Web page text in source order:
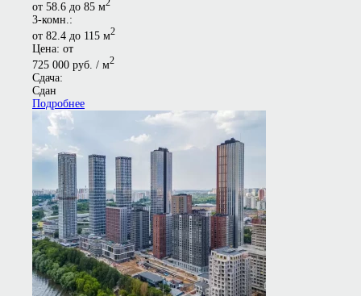
от 58.6 до 85 м2
3-комн.:
от 82.4 до 115 м2
Цена: от
725 000 руб. / м2
Сдача:
Сдан
Подробнее